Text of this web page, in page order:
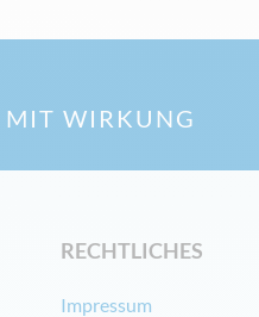
MIT WIRKUNG
RECHTLICHES
Impressum